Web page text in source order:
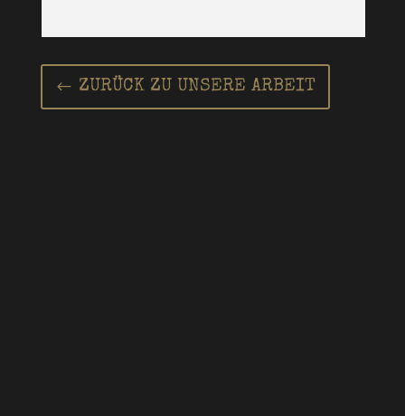
ZURÜCK ZU UNSERE ARBEIT